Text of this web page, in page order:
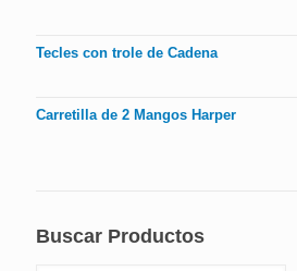
Tecles con trole de Cadena
Carretilla de 2 Mangos Harper
Buscar Productos